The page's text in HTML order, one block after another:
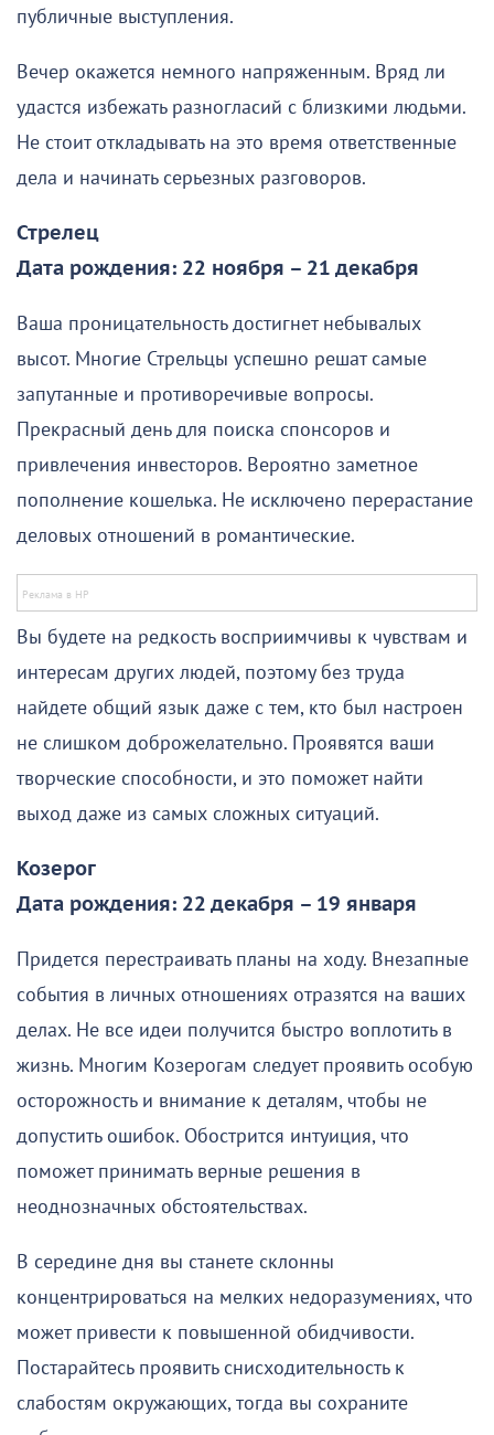
публичные выступления.
Вечер окажется немного напряженным. Вряд ли
удастся избежать разногласий с близкими людьми.
Не стоит откладывать на это время ответственные
дела и начинать серьезных разговоров.
Стрелец
Дата рождения: 22 ноября – 21 декабря
Ваша проницательность достигнет небывалых
высот. Многие Стрельцы успешно решат самые
запутанные и противоречивые вопросы.
Прекрасный день для поиска спонсоров и
привлечения инвесторов. Вероятно заметное
пополнение кошелька. Не исключено перерастание
деловых отношений в романтические.
Вы будете на редкость восприимчивы к чувствам и
интересам других людей, поэтому без труда
найдете общий язык даже с тем, кто был настроен
не слишком доброжелательно. Проявятся ваши
творческие способности, и это поможет найти
выход даже из самых сложных ситуаций.
Козерог
Дата рождения: 22 декабря – 19 января
Придется перестраивать планы на ходу. Внезапные
события в личных отношениях отразятся на ваших
делах. Не все идеи получится быстро воплотить в
жизнь. Многим Козерогам следует проявить особую
осторожность и внимание к деталям, чтобы не
допустить ошибок. Обострится интуиция, что
поможет принимать верные решения в
неоднозначных обстоятельствах.
В середине дня вы станете склонны
концентрироваться на мелких недоразумениях, что
может привести к повышенной обидчивости.
Постарайтесь проявить снисходительность к
слабостям окружающих, тогда вы сохраните